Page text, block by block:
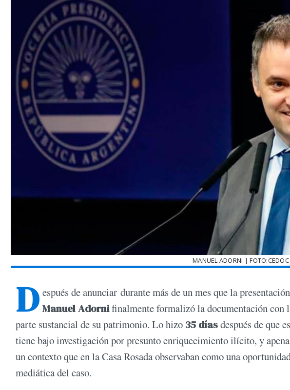
MANUEL ADORNI | FOTO:CEDOC
D espués de anunciar durante más de un mes que la
Manuel Adornifinalmente formalizó la documentación con
parte sustancial de su patrimonio. Lo hizo 35 díasdespués de que
tiene bajo investigación por presunto enriquecimiento ilícito, y
un contexto que en la Casa Rosada observaban como una
mediática del caso.